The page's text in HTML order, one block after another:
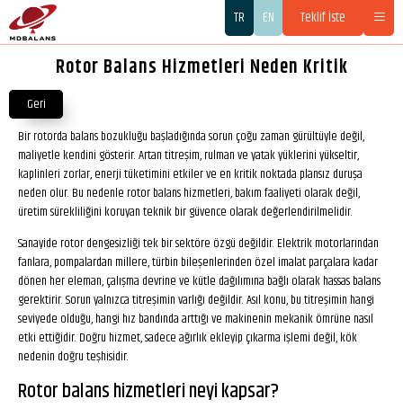
TR EN Teklif İste
Rotor Balans Hizmetleri Neden Kritik
Geri
Bir rotorda balans bozukluğu başladığında sorun çoğu zaman gürültüyle değil,
maliyetle kendini gösterir. Artan titreşim, rulman ve yatak yüklerini yükseltir,
kaplinleri zorlar, enerji tüketimini etkiler ve en kritik noktada plansız duruşa
neden olur. Bu nedenle rotor balans hizmetleri, bakım faaliyeti olarak değil,
üretim sürekliliğini koruyan teknik bir güvence olarak değerlendirilmelidir.
Sanayide rotor dengesizliği tek bir sektöre özgü değildir. Elektrik motorlarından
fanlara, pompalardan millere, türbin bileşenlerinden özel imalat parçalara kadar
dönen her eleman, çalışma devrine ve kütle dağılımına bağlı olarak hassas balans
gerektirir. Sorun yalnızca titreşimin varlığı değildir. Asıl konu, bu titreşimin hangi
seviyede olduğu, hangi hız bandında arttığı ve makinenin mekanik ömrüne nasıl
etki ettiğidir. Doğru hizmet, sadece ağırlık ekleyip çıkarma işlemi değil, kök
nedenin doğru teşhisidir.
Rotor balans hizmetleri neyi kapsar?